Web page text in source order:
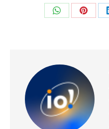
Share Share